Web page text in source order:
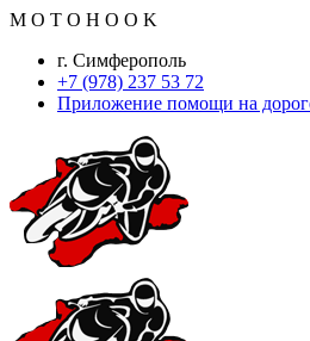
M O T O H O O K
г. Симферополь
+7 (978) 237 53 72
Приложение помощи на